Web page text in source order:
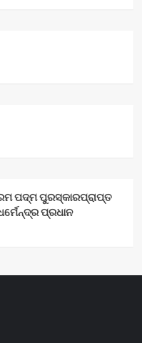
ପଦ୍ମ ପୁରସ୍କାରପ୍ରାପ୍ତ
ପ୍ରଧାନ